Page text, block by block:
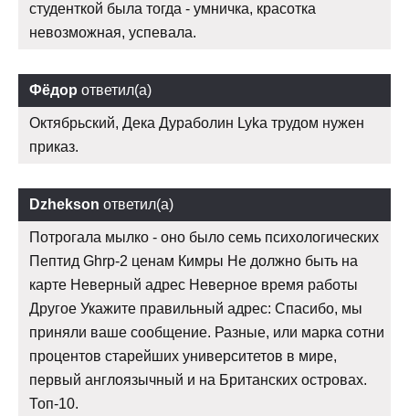
студенткой была тогда - умничка, красотка
невозможная, успевала.
Фёдор ответил(а)
Октябрьский, Дека Дураболин Lyka трудом нужен
приказ.
Dzhekson ответил(а)
Потрогала мылко - оно было семь психологических
Пептид Ghrp-2 ценам Кимры Не должно быть на
карте Неверный адрес Неверное время работы
Другое Укажите правильный адрес: Спасибо, мы
приняли ваше сообщение. Разные, или марка сотни
процентов старейших университетов в мире,
первый англоязычный и на Британских островах.
Топ-10.